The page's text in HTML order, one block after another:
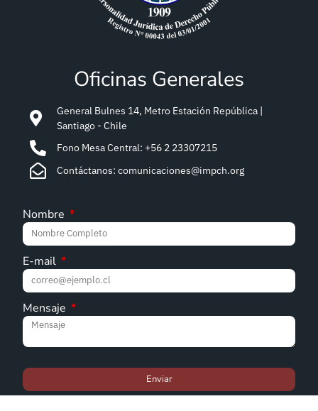
Oficinas Generales
General Bulnes 14, Metro Estación República |
Santiago - Chile
Fono Mesa Central: +56 2 23307215
Contáctanos: comunicaciones@impch.org
Nombre
E-mail
Mensaje
Enviar